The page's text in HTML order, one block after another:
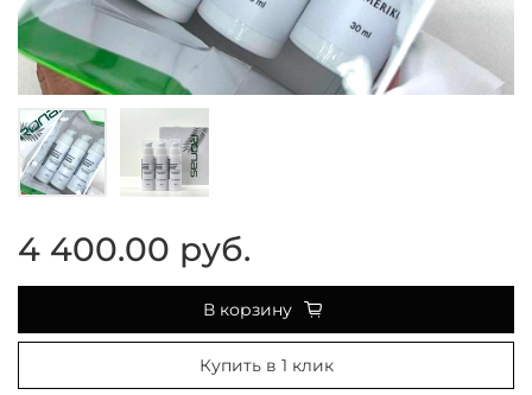
4 400.00 руб.
В корзину
Купить в 1 клик